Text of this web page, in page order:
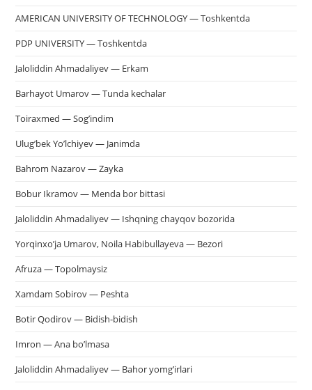
AMERICAN UNIVERSITY OF TECHNOLOGY — Toshkentda
PDP UNIVERSITY — Toshkentda
Jaloliddin Ahmadaliyev — Erkam
Barhayot Umarov — Tunda kechalar
Toiraxmed — Sog’indim
Ulug’bek Yo’lchiyev — Janimda
Bahrom Nazarov — Zayka
Bobur Ikramov — Menda bor bittasi
Jaloliddin Ahmadaliyev — Ishqning chayqov bozorida
Yorqinxo’ja Umarov, Noila Habibullayeva — Bezori
Afruza — Topolmaysiz
Xamdam Sobirov — Peshta
Botir Qodirov — Bidish-bidish
Imron — Ana bo’lmasa
Jaloliddin Ahmadaliyev — Bahor yomg’irlari